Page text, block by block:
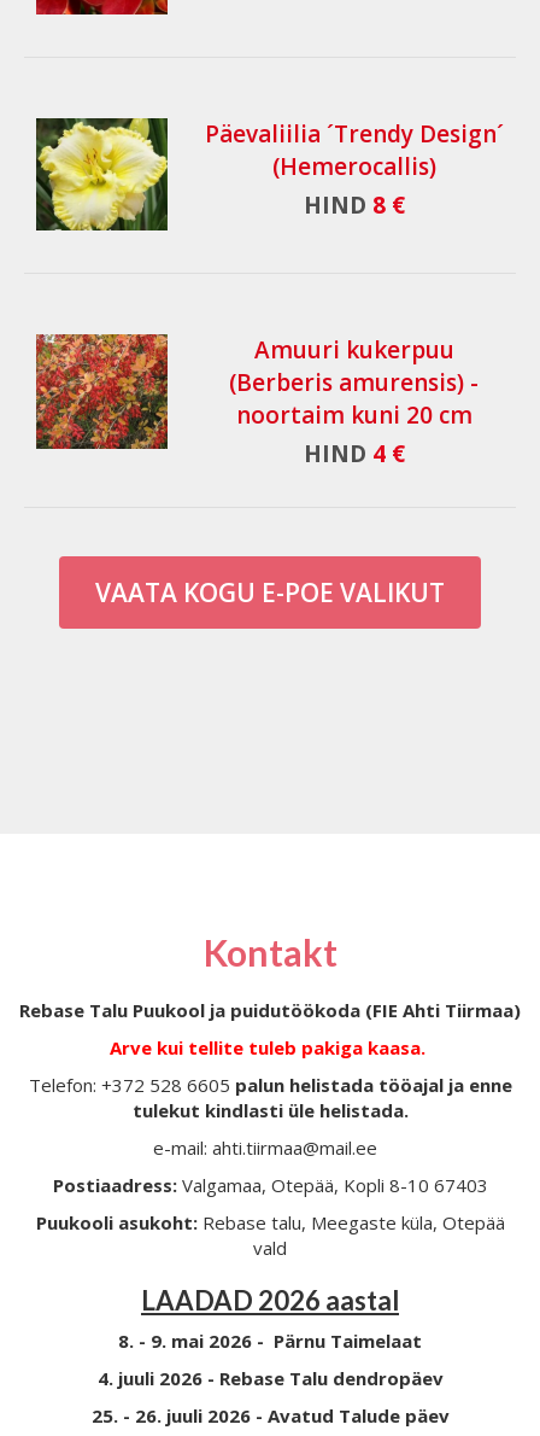
Päevaliilia ´Trendy Design´
(Hemerocallis)
HIND 8 €
Amuuri kukerpuu
(Berberis amurensis) -
noortaim kuni 20 cm
HIND 4 €
VAATA KOGU E-POE VALIKUT
Kontakt
Rebase Talu Puukool ja puidutöökoda (FIE Ahti Tiirmaa)
Arve kui tellite tuleb pakiga kaasa.
Telefon: +372 528 6605 palun helistada tööajal ja enne
tulekut kindlasti üle helistada.
e-mail: ahti.tiirmaa@mail.ee
Postiaadress: Valgamaa, Otepää, Kopli 8-10 67403
Puukooli asukoht: Rebase talu, Meegaste küla, Otepää
vald
LAADAD 2026 aastal
8. - 9. mai 2026 - Pärnu Taimelaat
4. juuli 2026 - Rebase Talu dendropäev
25. - 26. juuli 2026 - Avatud Talude päev